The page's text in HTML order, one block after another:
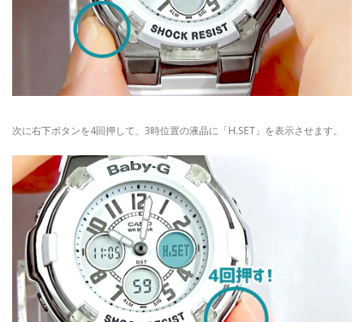
次に右下ボタンを4回押して、3時位置の液晶に「H.SET」を表示させます。